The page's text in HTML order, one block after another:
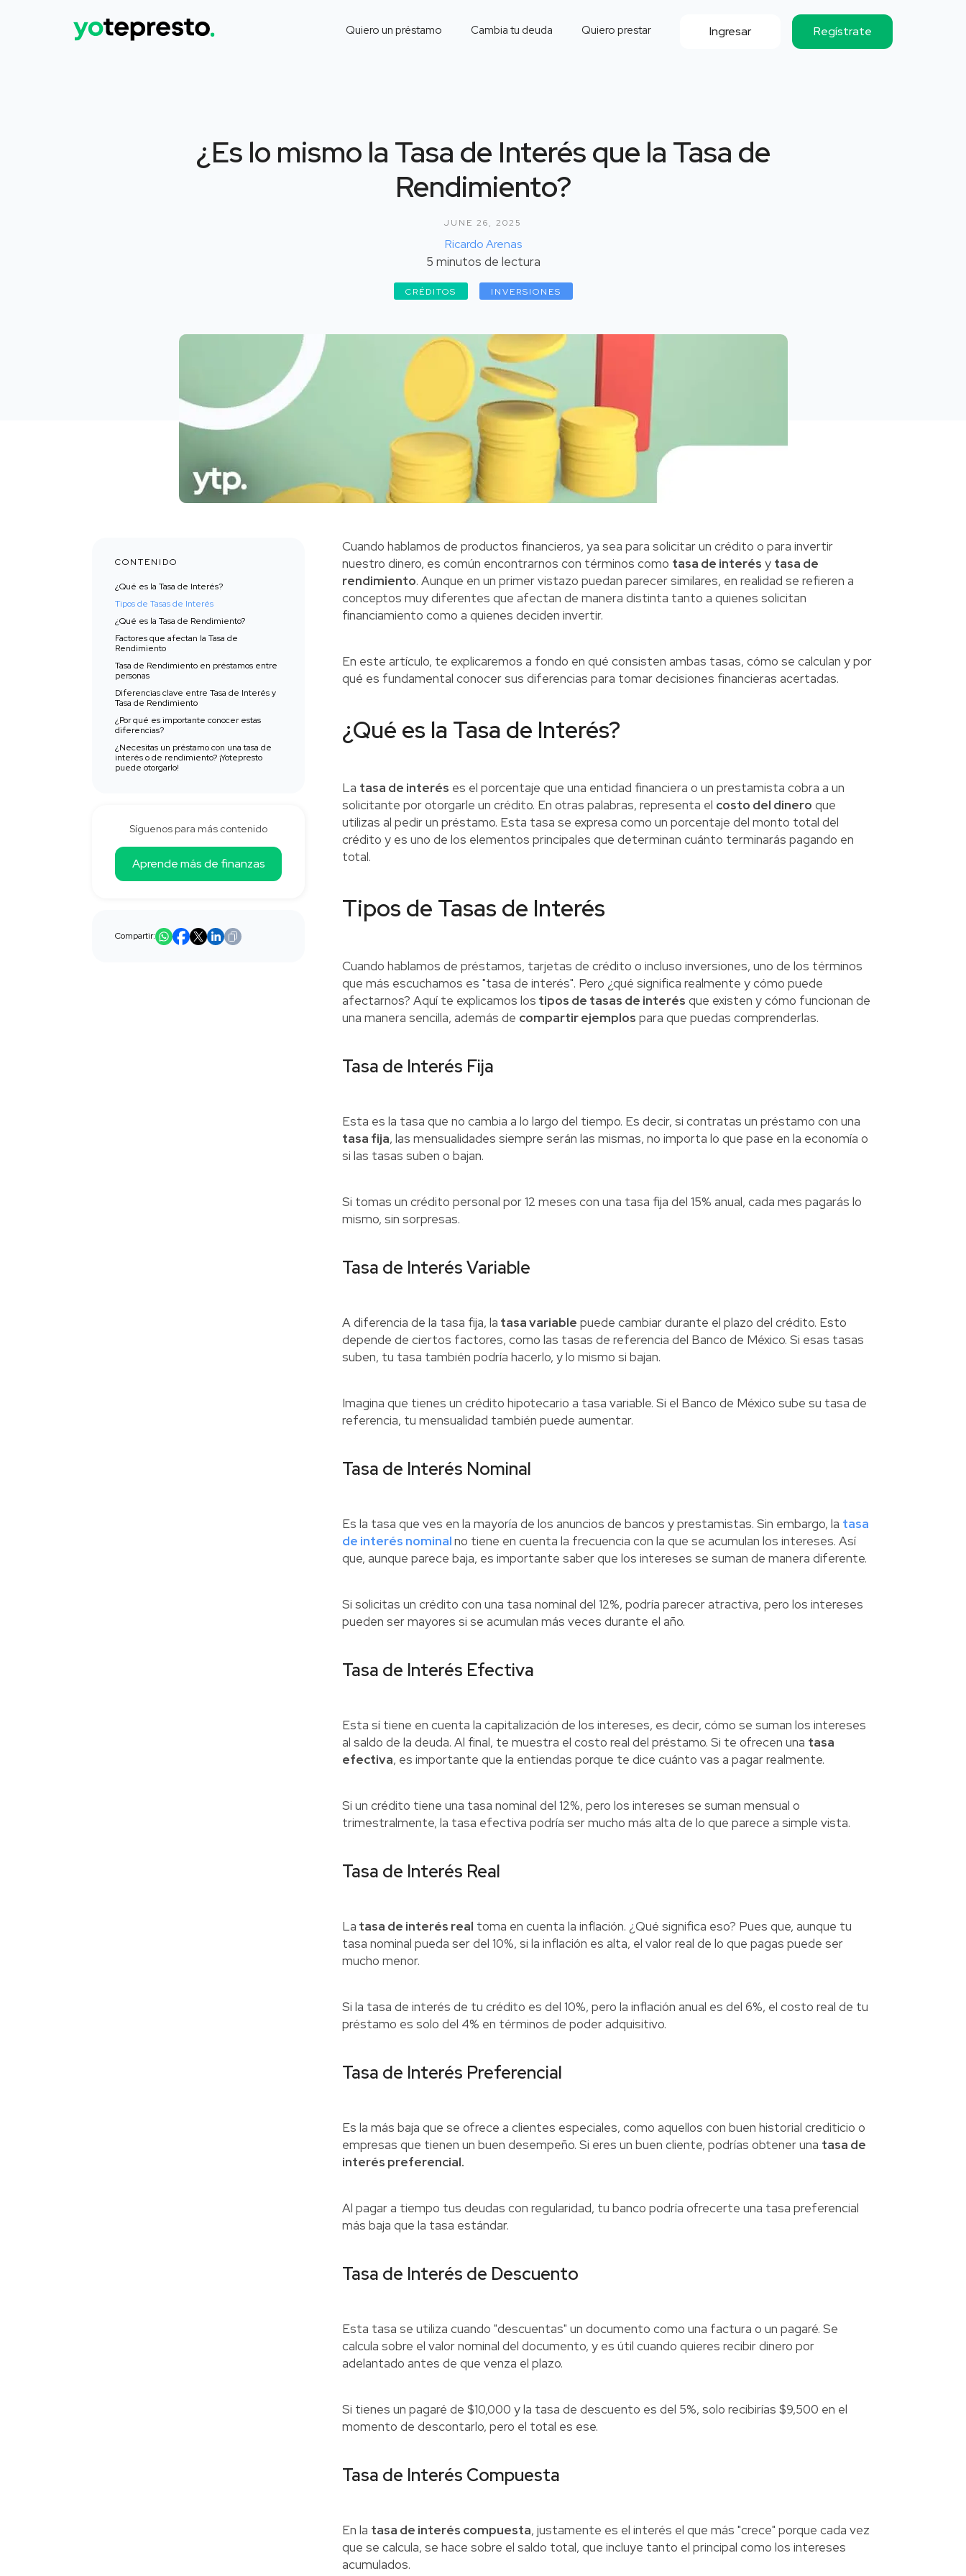
Quiero un préstamo Cambia tu deuda Quiero prestar Ingresar Regístrate
¿Es lo mismo la Tasa de Interés que la Tasa de
Rendimiento?
JUNE 26, 2025
Ricardo Arenas
5 minutos de lectura
CRÉDITOS INVERSIONES
CONTENIDO
¿Qué es la Tasa de Interés?
Tipos de Tasas de Interés
¿Qué es la Tasa de Rendimiento?
Factores que afectan la Tasa de
Rendimiento
Tasa de Rendimiento en préstamos entre
personas
Diferencias clave entre Tasa de Interés y
Tasa de Rendimiento
¿Por qué es importante conocer estas
diferencias?
¿Necesitas un préstamo con una tasa de
interés o de rendimiento? ¡Yotepresto
puede otorgarlo!
Síguenos para más contenido
Aprende más de finanzas
Compartir:
Cuando hablamos de productos financieros, ya sea para solicitar un crédito o para invertir
nuestro dinero, es común encontrarnos con términos como tasa de interés y tasa de
rendimiento. Aunque en un primer vistazo puedan parecer similares, en realidad se refieren a
conceptos muy diferentes que afectan de manera distinta tanto a quienes solicitan
financiamiento como a quienes deciden invertir.
En este artículo, te explicaremos a fondo en qué consisten ambas tasas, cómo se calculan y por
qué es fundamental conocer sus diferencias para tomar decisiones financieras acertadas.
¿Qué es la Tasa de Interés?
La tasa de interés es el porcentaje que una entidad financiera o un prestamista cobra a un
solicitante por otorgarle un crédito. En otras palabras, representa el costo del dinero que
utilizas al pedir un préstamo. Esta tasa se expresa como un porcentaje del monto total del
crédito y es uno de los elementos principales que determinan cuánto terminarás pagando en
total.
Tipos de Tasas de Interés
Cuando hablamos de préstamos, tarjetas de crédito o incluso inversiones, uno de los términos
que más escuchamos es "tasa de interés". Pero ¿qué significa realmente y cómo puede
afectarnos? Aquí te explicamos los tipos de tasas de interés que existen y cómo funcionan de
una manera sencilla, además de compartir ejemplos para que puedas comprenderlas.
Tasa de Interés Fija
Esta es la tasa que no cambia a lo largo del tiempo. Es decir, si contratas un préstamo con una
tasa fija, las mensualidades siempre serán las mismas, no importa lo que pase en la economía o
si las tasas suben o bajan.
Si tomas un crédito personal por 12 meses con una tasa fija del 15% anual, cada mes pagarás lo
mismo, sin sorpresas.
Tasa de Interés Variable
A diferencia de la tasa fija, la tasa variable puede cambiar durante el plazo del crédito. Esto
depende de ciertos factores, como las tasas de referencia del Banco de México. Si esas tasas
suben, tu tasa también podría hacerlo, y lo mismo si bajan.
Imagina que tienes un crédito hipotecario a tasa variable. Si el Banco de México sube su tasa de
referencia, tu mensualidad también puede aumentar.
Tasa de Interés Nominal
Es la tasa que ves en la mayoría de los anuncios de bancos y prestamistas. Sin embargo, la tasa
de interés nominalno tiene en cuenta la frecuencia con la que se acumulan los intereses. Así
que, aunque parece baja, es importante saber que los intereses se suman de manera diferente.
Si solicitas un crédito con una tasa nominal del 12%, podría parecer atractiva, pero los intereses
pueden ser mayores si se acumulan más veces durante el año.
Tasa de Interés Efectiva
Esta sí tiene en cuenta la capitalización de los intereses, es decir, cómo se suman los intereses
al saldo de la deuda. Al final, te muestra el costo real del préstamo. Si te ofrecen una tasa
efectiva, es importante que la entiendas porque te dice cuánto vas a pagar realmente.
Si un crédito tiene una tasa nominal del 12%, pero los intereses se suman mensual o
trimestralmente, la tasa efectiva podría ser mucho más alta de lo que parece a simple vista.
Tasa de Interés Real
La tasa de interés real toma en cuenta la inflación. ¿Qué significa eso? Pues que, aunque tu
tasa nominal pueda ser del 10%, si la inflación es alta, el valor real de lo que pagas puede ser
mucho menor.
Si la tasa de interés de tu crédito es del 10%, pero la inflación anual es del 6%, el costo real de tu
préstamo es solo del 4% en términos de poder adquisitivo.
Tasa de Interés Preferencial
Es la más baja que se ofrece a clientes especiales, como aquellos con buen historial crediticio o
empresas que tienen un buen desempeño. Si eres un buen cliente, podrías obtener una tasa de
interés preferencial.
Al pagar a tiempo tus deudas con regularidad, tu banco podría ofrecerte una tasa preferencial
más baja que la tasa estándar.
Tasa de Interés de Descuento
Esta tasa se utiliza cuando "descuentas" un documento como una factura o un pagaré. Se
calcula sobre el valor nominal del documento, y es útil cuando quieres recibir dinero por
adelantado antes de que venza el plazo.
Si tienes un pagaré de $10,000 y la tasa de descuento es del 5%, solo recibirías $9,500 en el
momento de descontarlo, pero el total es ese.
Tasa de Interés Compuesta
En la tasa de interés compuesta, justamente es el interés el que más "crece" porque cada vez
que se calcula, se hace sobre el saldo total, que incluye tanto el principal como los intereses
acumulados.